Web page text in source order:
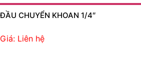
ĐẦU CHUYỂN KHOAN 1/4″
Giá: Liên hệ